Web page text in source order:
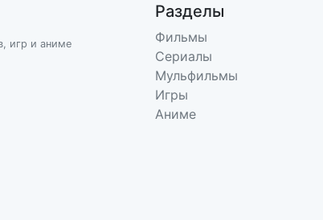
игр и аниме
Разделы
Фильмы
Сериалы
Мульфильмы
Игры
Аниме